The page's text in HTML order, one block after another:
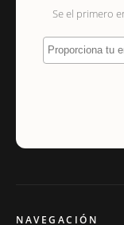
Se el primero
Proporciona tu
NAVEGACIÓN